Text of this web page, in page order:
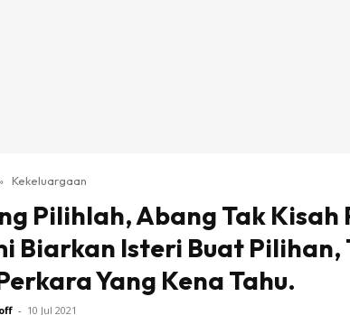
Kekeluargaan
Pilihlah, Abang Tak Kisah
Biarkan Isteri Buat Pilihan,
Yang Kena Tahu.
- 10 Jul 2021